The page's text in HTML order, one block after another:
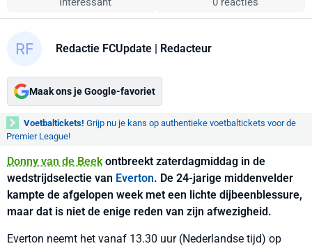
Redactie FCUpdate | Redacteur
Maak ons je Google-favoriet
Voetbaltickets! Grijp nu je kans op authentieke voetbaltickets voor de
Premier League!
Donny van de Beekontbreekt zaterdagmiddag in de
wedstrijdselectie van Everton. De 24-jarige middenvelder
kampte de afgelopen week met een lichte dijbeenblessure,
maar dat is niet de enige reden van zijn afwezigheid.
Everton neemt het vanaf 13.30 uur (Nederlandse tijd) op